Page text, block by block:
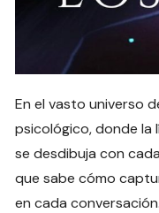
En el vasto universo
psicológico, donde la
se desdibuja con
que sabe cómo
en cada